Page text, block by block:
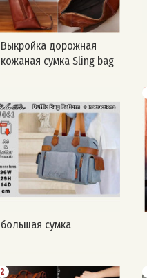
Выкройка дорожная
кожаная сумка Sling bag
большая сумка
2